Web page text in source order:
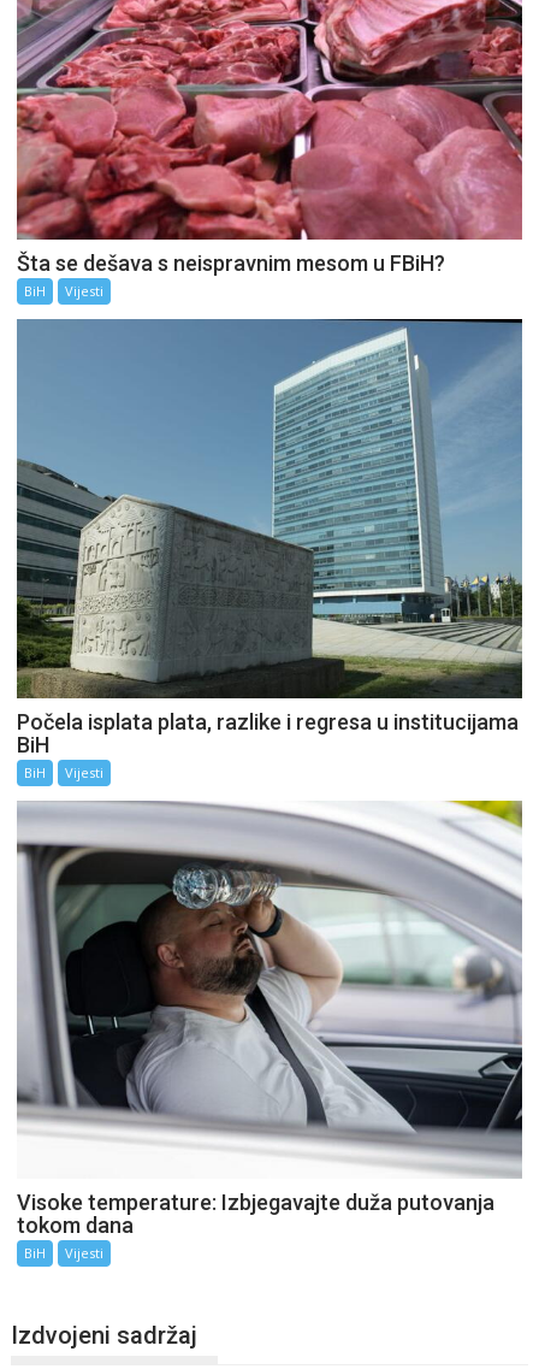
Šta se dešava s neispravnim mesom u FBiH?
BiH Vijesti
Počela isplata plata, razlike i regresa u institucijama
BiH
BiH Vijesti
Visoke temperature: Izbjegavajte duža putovanja
tokom dana
BiH Vijesti
Izdvojeni sadržaj